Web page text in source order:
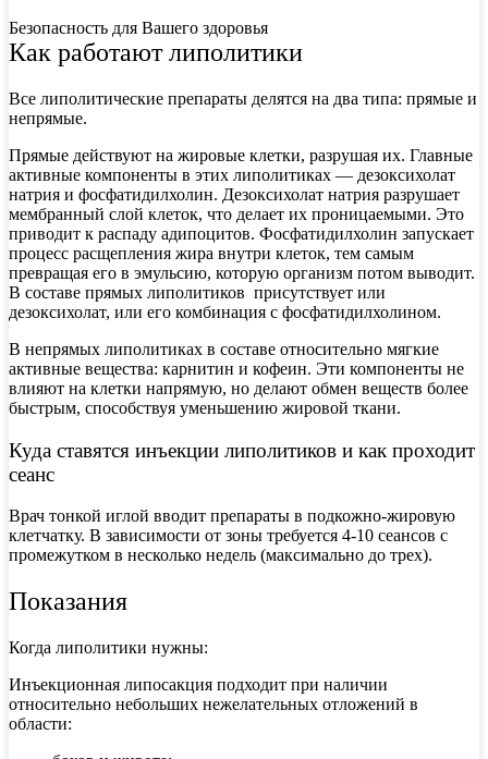
Безопасность для Вашего здоровья
Как работают липолитики
Все липолитические препараты делятся на два типа: прямые и
непрямые.
Прямые действуют на жировые клетки, разрушая их. Главные
активные компоненты в этих липолитиках — дезоксихолат
натрия и фосфатидилхолин. Дезоксихолат натрия разрушает
мембранный слой клеток, что делает их проницаемыми. Это
приводит к распаду адипоцитов. Фосфатидилхолин запускает
процесс расщепления жира внутри клеток, тем самым
превращая его в эмульсию, которую организм потом выводит.
В составе прямых липолитиков присутствует или
дезоксихолат, или его комбинация с фосфатидилхолином.
В непрямых липолитиках в составе относительно мягкие
активные вещества: карнитин и кофеин. Эти компоненты не
влияют на клетки напрямую, но делают обмен веществ более
быстрым, способствуя уменьшению жировой ткани.
Куда ставятся инъекции липолитиков и как проходит
сеанс
Врач тонкой иглой вводит препараты в подкожно-жировую
клетчатку. В зависимости от зоны требуется 4-10 сеансов с
промежутком в несколько недель (максимально до трех).
Показания
Когда липолитики нужны:
Инъекционная липосакция подходит при наличии
относительно небольших нежелательных отложений в
области: